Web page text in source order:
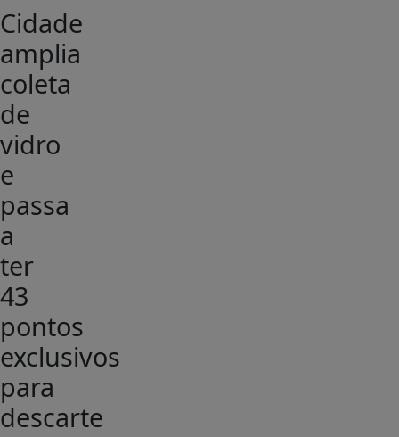
Cidade
amplia
coleta
de
vidro
e
passa
a
ter
43
pontos
exclusivos
para
descarte